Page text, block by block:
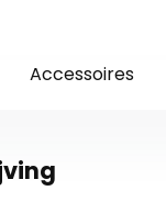
Accessoires